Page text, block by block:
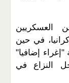
العسكريين
في حين
"إغراء إضافيا"
النزاع في